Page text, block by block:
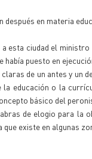
después en materia
esta ciudad el
había puesto en
de un antes y un
educación o la
básico del
de elogio para la
que existe en algunas